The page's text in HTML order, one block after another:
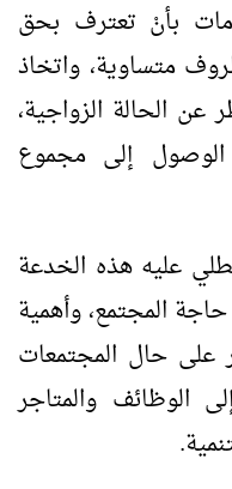
بأنْ تعترف بحق
متساوية، واتخاذ
عن الحالة الزواجية،
الوصول إلى مجموع
عليه هذه الخدعة
المجتمع، وأهمية
على حال المجتمعات
الوظائف والمتاجر